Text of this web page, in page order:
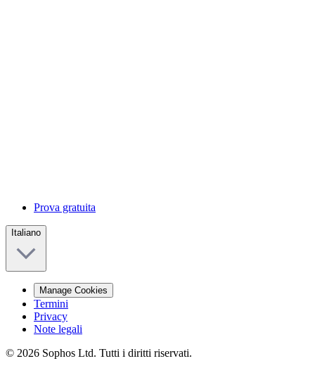
Prova gratuita
Italiano
Manage Cookies
Termini
Privacy
Note legali
© 2026 Sophos Ltd. Tutti i diritti riservati.